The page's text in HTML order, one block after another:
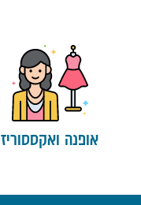
אופנה ואקססוריז